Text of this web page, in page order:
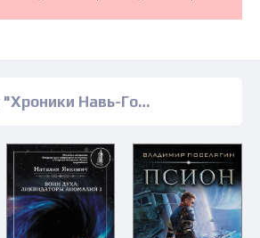
Щепетнев" книги читать бесплатно полные версии